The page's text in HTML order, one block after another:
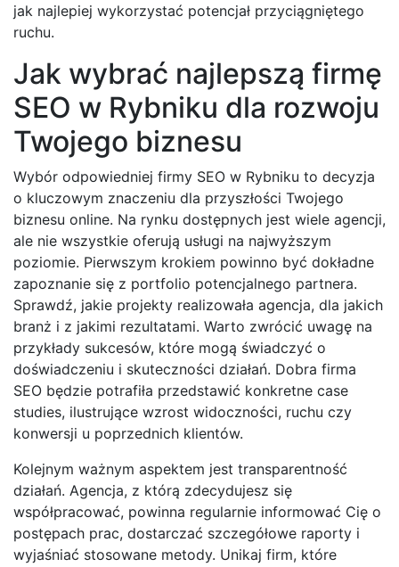
jak najlepiej wykorzystać potencjał przyciągniętego
ruchu.
Jak wybrać najlepszą firmę
SEO w Rybniku dla rozwoju
Twojego biznesu
Wybór odpowiedniej firmy SEO w Rybniku to decyzja
o kluczowym znaczeniu dla przyszłości Twojego
biznesu online. Na rynku dostępnych jest wiele agencji,
ale nie wszystkie oferują usługi na najwyższym
poziomie. Pierwszym krokiem powinno być dokładne
zapoznanie się z portfolio potencjalnego partnera.
Sprawdź, jakie projekty realizowała agencja, dla jakich
branż i z jakimi rezultatami. Warto zwrócić uwagę na
przykłady sukcesów, które mogą świadczyć o
doświadczeniu i skuteczności działań. Dobra firma
SEO będzie potrafiła przedstawić konkretne case
studies, ilustrujące wzrost widoczności, ruchu czy
konwersji u poprzednich klientów.
Kolejnym ważnym aspektem jest transparentność
działań. Agencja, z którą zdecydujesz się
współpracować, powinna regularnie informować Cię o
postępach prac, dostarczać szczegółowe raporty i
wyjaśniać stosowane metody. Unikaj firm, które